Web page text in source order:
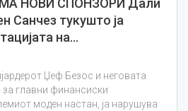
НОВИ СПОНЗОРИ Дали
Санчез тукушто ја
на…
Џеф Безос и неговата
главни финансиски
моден настан, ја нарушува